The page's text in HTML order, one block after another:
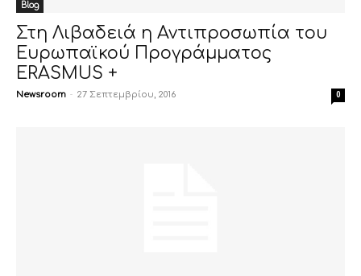
Blog
Στη Λιβαδειά η Αντιπροσωπία του
Ευρωπαϊκού Προγράμματος
ERASMUS +
Newsroom - 27 Σεπτεμβρίου, 2016 0